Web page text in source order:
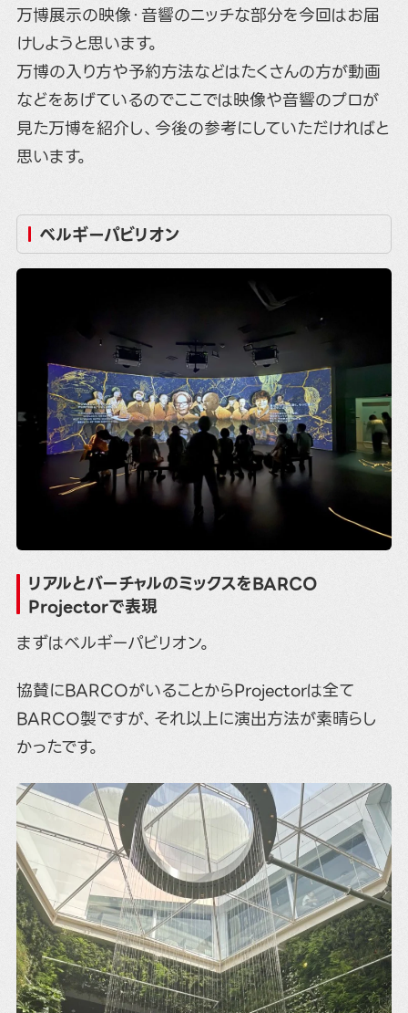
万博展示の映像・音響のニッチな部分を今回はお届
けしようと思います。
万博の入り方や予約方法などはたくさんの方が動画
などをあげているのでここでは映像や音響のプロが
見た万博を紹介し、今後の参考にしていただければと
思います。
ベルギーパビリオン
リアルとバーチャルのミックスをBARCO
Projectorで表現
まずはベルギーパビリオン。
協賛にBARCOがいることからProjectorは全て
BARCO製ですが、それ以上に演出方法が素晴らし
かったです。